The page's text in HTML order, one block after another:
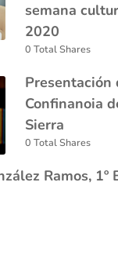
semana
2020
0 Total Shares
Confinanoia
Sierra
0 Total Shares
Ramos, 1º